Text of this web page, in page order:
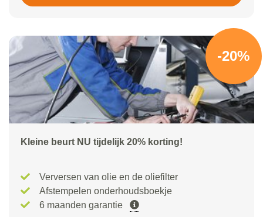
-20%
Kleine beurt NU tijdelijk 20% korting!
Verversen van olie en de oliefilter
Afstempelen onderhoudsboekje
6 maanden garantie